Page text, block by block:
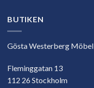
BUTIKEN
Gösta Westerberg Möbel
Fleminggatan 13
112 26 Stockholm